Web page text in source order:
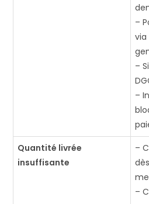
–
via
–
–
Quantité livrée
insuffisante
–
–